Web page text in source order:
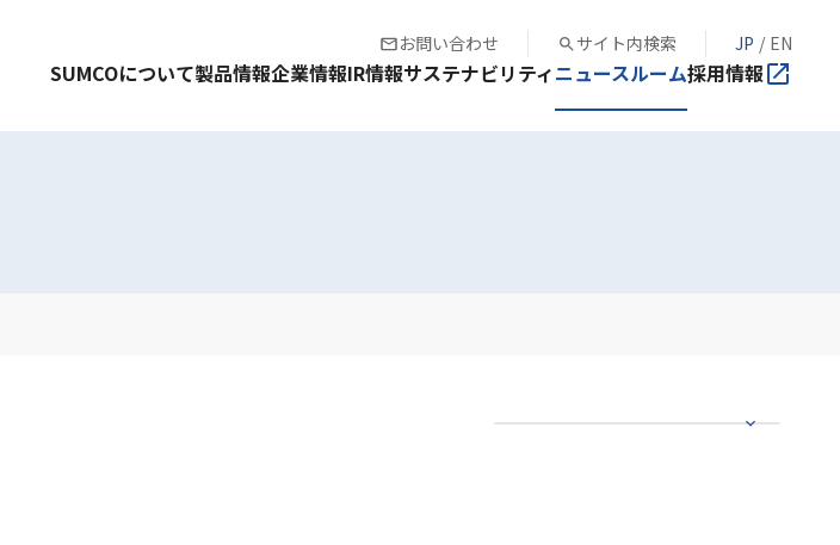
お問い合わせ サイト内検索 JP / EN
SUMCOについて製品情報企業情報IR情報サステナビリティニュースルーム採用情報